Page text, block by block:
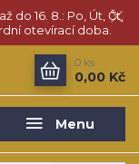
do 16. 8.: Po, Út, Čt,
otevírací doba.
Menu
0 ks
0,00 Kč